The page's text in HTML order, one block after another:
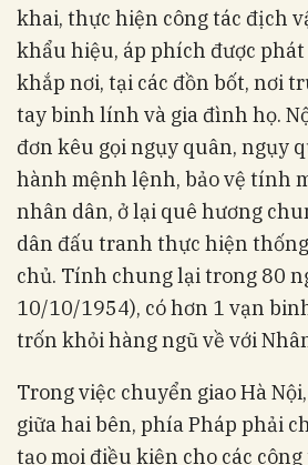
khai, thực hiện công tác địch
khẩu hiệu, áp phích được
khắp nơi, tại các đồn bốt, nơi
tay binh lính và gia đình họ.
đơn kêu gọi ngụy quân, ngụy
hành mệnh lệnh, bảo vệ tính
nhân dân, ở lại quê hương
dân đấu tranh thực hiện
chủ. Tính chung lại trong 80
10/10/1954), có hơn 1 vạn
trốn khỏi hàng ngũ về với
Trong việc chuyển giao Hà
giữa hai bên, phía Pháp phải
tạo mọi điều kiện cho các